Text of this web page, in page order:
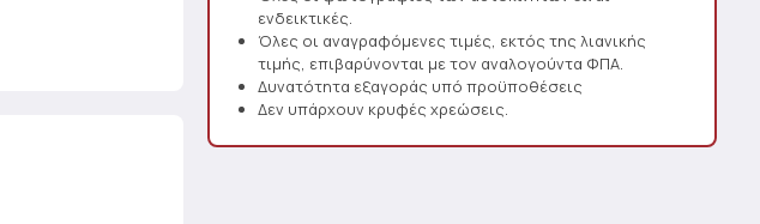
ενδεικτικές.
Όλες οι αναγραφόμενες τιμές, εκτός της λιανικής
τιμής, επιβαρύνονται με τον αναλογούντα ΦΠΑ.
Δυνατότητα εξαγοράς υπό προϋποθέσεις
Δεν υπάρχουν κρυφές χρεώσεις.